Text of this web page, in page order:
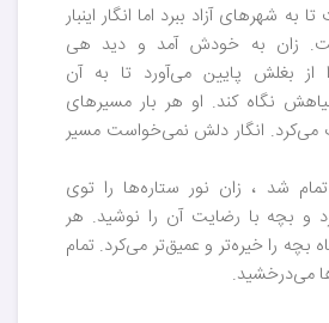
به شهرهای آزاد ببرد اما انگار اینبار
زان به خودش آمد و دید هی
بغلش پایین می‌آورد تا به آن
نگاه کند. او هر بار مسیرهای
می‌کرد. انگار دلش نمی‌خواست مسیر
شد ، زان نور ستاره‌ها را توی
و بچه با رضایت آن را نوشید. هر
بچه را خیره‌تر و عمیق‌تر می‌کرد. تمام
می‌درخشید.